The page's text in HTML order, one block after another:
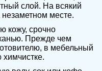
слой. На всякий
месте.
кожу, срочно
Прежде чем
в мебельный
химчистке.